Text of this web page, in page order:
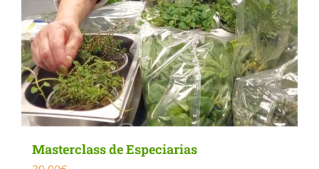
Masterclass de Especiarias